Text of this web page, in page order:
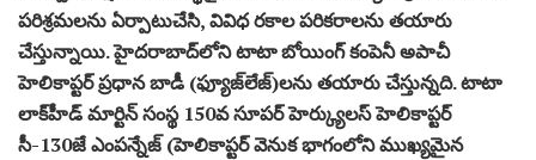
పరిశ్రమలను ఏర్పాటుచేసి, వివిధ రకాల పరికరాలను తయారు
చేస్తున్నాయి. హైదరాబాద్‌లోని టాటా బోయింగ్‌ కంపెనీ అపాచీ
హెలికాప్టర్‌ ప్రధాన బాడీ (ఫ్యూజ్‌లేజ్‌)లను తయారు చేస్తున్నది. టాటా
లాక్‌హీడ్‌ మార్టిన్‌ సంస్థ 150వ సూపర్‌ హెర్క్యులస్‌ హెలికాప్టర్‌
సీ-130జే ఎంపన్నేజ్‌ (హెలికాప్టర్‌ వెనుక భాగంలోని ముఖ్యమైన